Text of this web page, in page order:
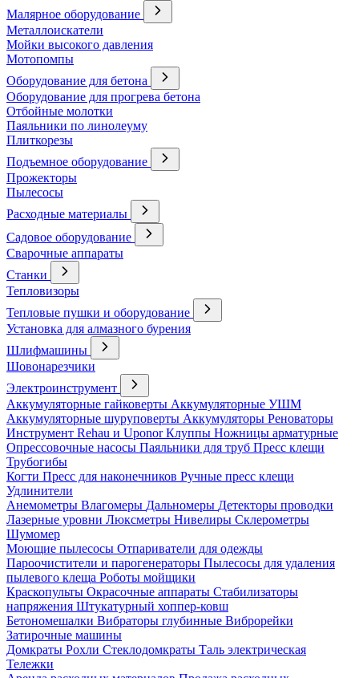
Малярное оборудование
Металлоискатели
Мойки высокого давления
Мотопомпы
Оборудование для бетона
Оборудование для прогрева бетона
Отбойные молотки
Паяльники по линолеуму
Плиткорезы
Подъемное оборудование
Прожекторы
Пылесосы
Расходные материалы
Садовое оборудование
Сварочные аппараты
Станки
Тепловизоры
Тепловые пушки и оборудование
Установка для алмазного бурения
Шлифмашины
Шовонарезчики
Электроинструмент
Аккумуляторные гайковерты Аккумуляторные УШМ
Аккумуляторные шуруповерты Аккумуляторы Реноваторы
Инструмент Rehau и UponorКлуппы Ножницы арматурные
Опрессовочные насосы Паяльники для труб Пресс клещи
Трубогибы
Когти Пресс для наконечников Ручные пресс клещи
Удлинители
Анемометры Влагомеры Дальномеры Детекторы проводки
Лазерные уровни Люксметры Нивелиры Склерометры
Шумомер
Моющие пылесосы Отпариватели для одежды
Пароочистители и парогенераторы Пылесосы для удаления
пылевого клеща Роботы мойщики
Краскопульты Окрасочные аппараты Стабилизаторы
напряжения Штукатурный хоппер-ковш
Бетономешалки Вибраторы глубинные Виброрейки
Затирочные машины
Домкраты Рохли Стеклодомкраты Таль электрическая
Тележки